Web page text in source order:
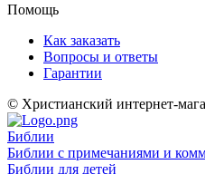
Помощь
Как заказать
Вопросы и ответы
Гарантии
© Христианский интернет-
Библии
Библии с примечаниями и
Библии для детей